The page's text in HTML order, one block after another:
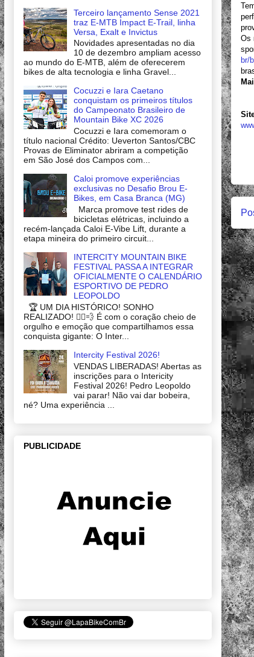
Os
br/
Terceiro lançamento Sense 2021
traz E-MTB Impact E-Trail, linha
Versa, Exalt e Invictus
Novidades apresentadas no dia
10 de dezembro ampliam acesso
ao mundo do E-MTB, além de oferecerem
bikes de alta tecnologia e linha Gravel...
Cocuzzi e Iara Caetano
conquistam os primeiros títulos
do Campeonato Brasileiro de
Mountain Bike XC 2026
Cocuzzi e Iara comemoram o
título nacional Crédito: Ueverton Santos/CBC
Provas de Eliminator abriram a competição
em São José dos Campos com...
Caloi promove experiências
exclusivas no Desafio Brou E-
Bikes, em Casa Branca (MG)
Marca promove test rides de
bicicletas elétricas, incluindo a
recém-lançada Caloi E-Vibe Lift, durante a
etapa mineira do primeiro circuit...
INTERCITY MOUNTAIN BIKE
FESTIVAL PASSA A INTEGRAR
OFICIALMENTE O CALENDÁRIO
ESPORTIVO DE PEDRO
LEOPOLDO
🏆 UM DIA HISTÓRICO! SONHO
REALIZADO! 🚴‍♂️💨 É com o coração cheio de
orgulho e emoção que compartilhamos essa
conquista gigante: O Inter...
Intercity Festival 2026!
VENDAS LIBERADAS! Abertas as
inscrições para o Intericity
Festival 2026! Pedro Leopoldo
vai parar! Não vai dar bobeira,
né? Uma experiência ...
PUBLICIDADE